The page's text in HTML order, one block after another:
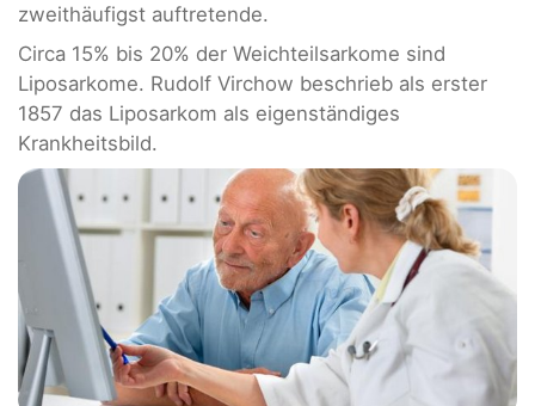
zweithäufigst auftretende.
Circa 15% bis 20% der Weichteilsarkome sind
Liposarkome. Rudolf Virchow beschrieb als erster
1857 das Liposarkom als eigenständiges
Krankheitsbild.